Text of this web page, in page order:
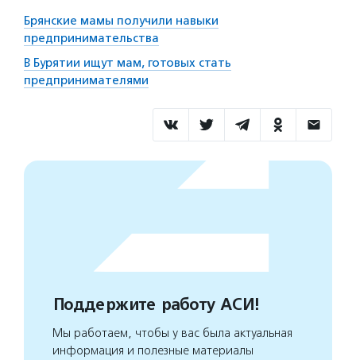
Брянские мамы получили навыки
предпринимательства
В Бурятии ищут мам, готовых стать
предпринимателями
Поддержите работу АСИ!
Мы работаем, чтобы у вас была актуальная
информация и полезные материалы